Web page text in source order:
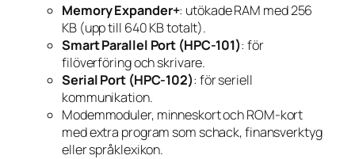
Memory Expander+: utökade RAM med 256
KB (upp till 640 KB totalt).
Smart Parallel Port (HPC-101): för
filöverföring och skrivare.
Serial Port (HPC-102): för seriell
kommunikation.
Modemmoduler, minneskort och ROM-kort
med extra program som schack, finansverktyg
eller språklexikon.